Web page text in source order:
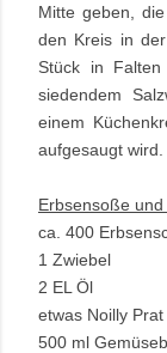
Mitte geben,
den Kreis in
Stück in
siedendem
einem
aufgesaugt wird.
Erbsensoße und
ca. 400
1 Zwiebel
2 EL Öl
etwas Noilly
500 ml